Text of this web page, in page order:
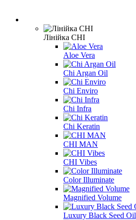
Лінійка CHI
Aloe Vera
Chi Argan Oil
Chi Enviro
Chi Infra
Chi Keratin
CHI MAN
CHI Vibes
Color Illuminate
Magnified Volume
Luxury Black Seed Oil